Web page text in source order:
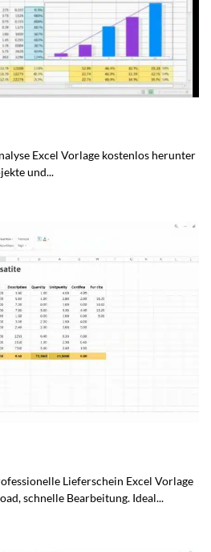
Excel Vorlage kostenlos herunter
und...
Lieferschein Excel Vorlage
schnelle Bearbeitung. Ideal...